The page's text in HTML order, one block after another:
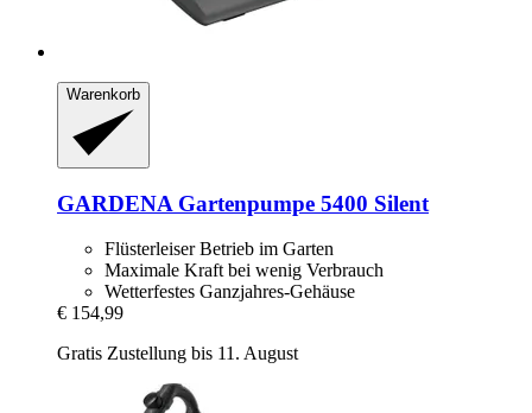
Warenkorb
GARDENA Gartenpumpe 5400 Silent
Flüsterleiser Betrieb im Garten
Maximale Kraft bei wenig Verbrauch
Wetterfestes Ganzjahres-Gehäuse
€ 154,99
Gratis Zustellung bis 11. August